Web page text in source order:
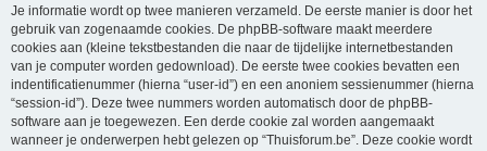
Je informatie wordt op twee manieren verzameld. De eerste manier is door het
gebruik van zogenaamde cookies. De phpBB-software maakt meerdere
cookies aan (kleine tekstbestanden die naar de tijdelijke internetbestanden
van je computer worden gedownload). De eerste twee cookies bevatten een
indentificatienummer (hierna “user-id”) en een anoniem sessienummer (hierna
“session-id”). Deze twee nummers worden automatisch door de phpBB-
software aan je toegewezen. Een derde cookie zal worden aangemaakt
wanneer je onderwerpen hebt gelezen op “Thuisforum.be”. Deze cookie wordt